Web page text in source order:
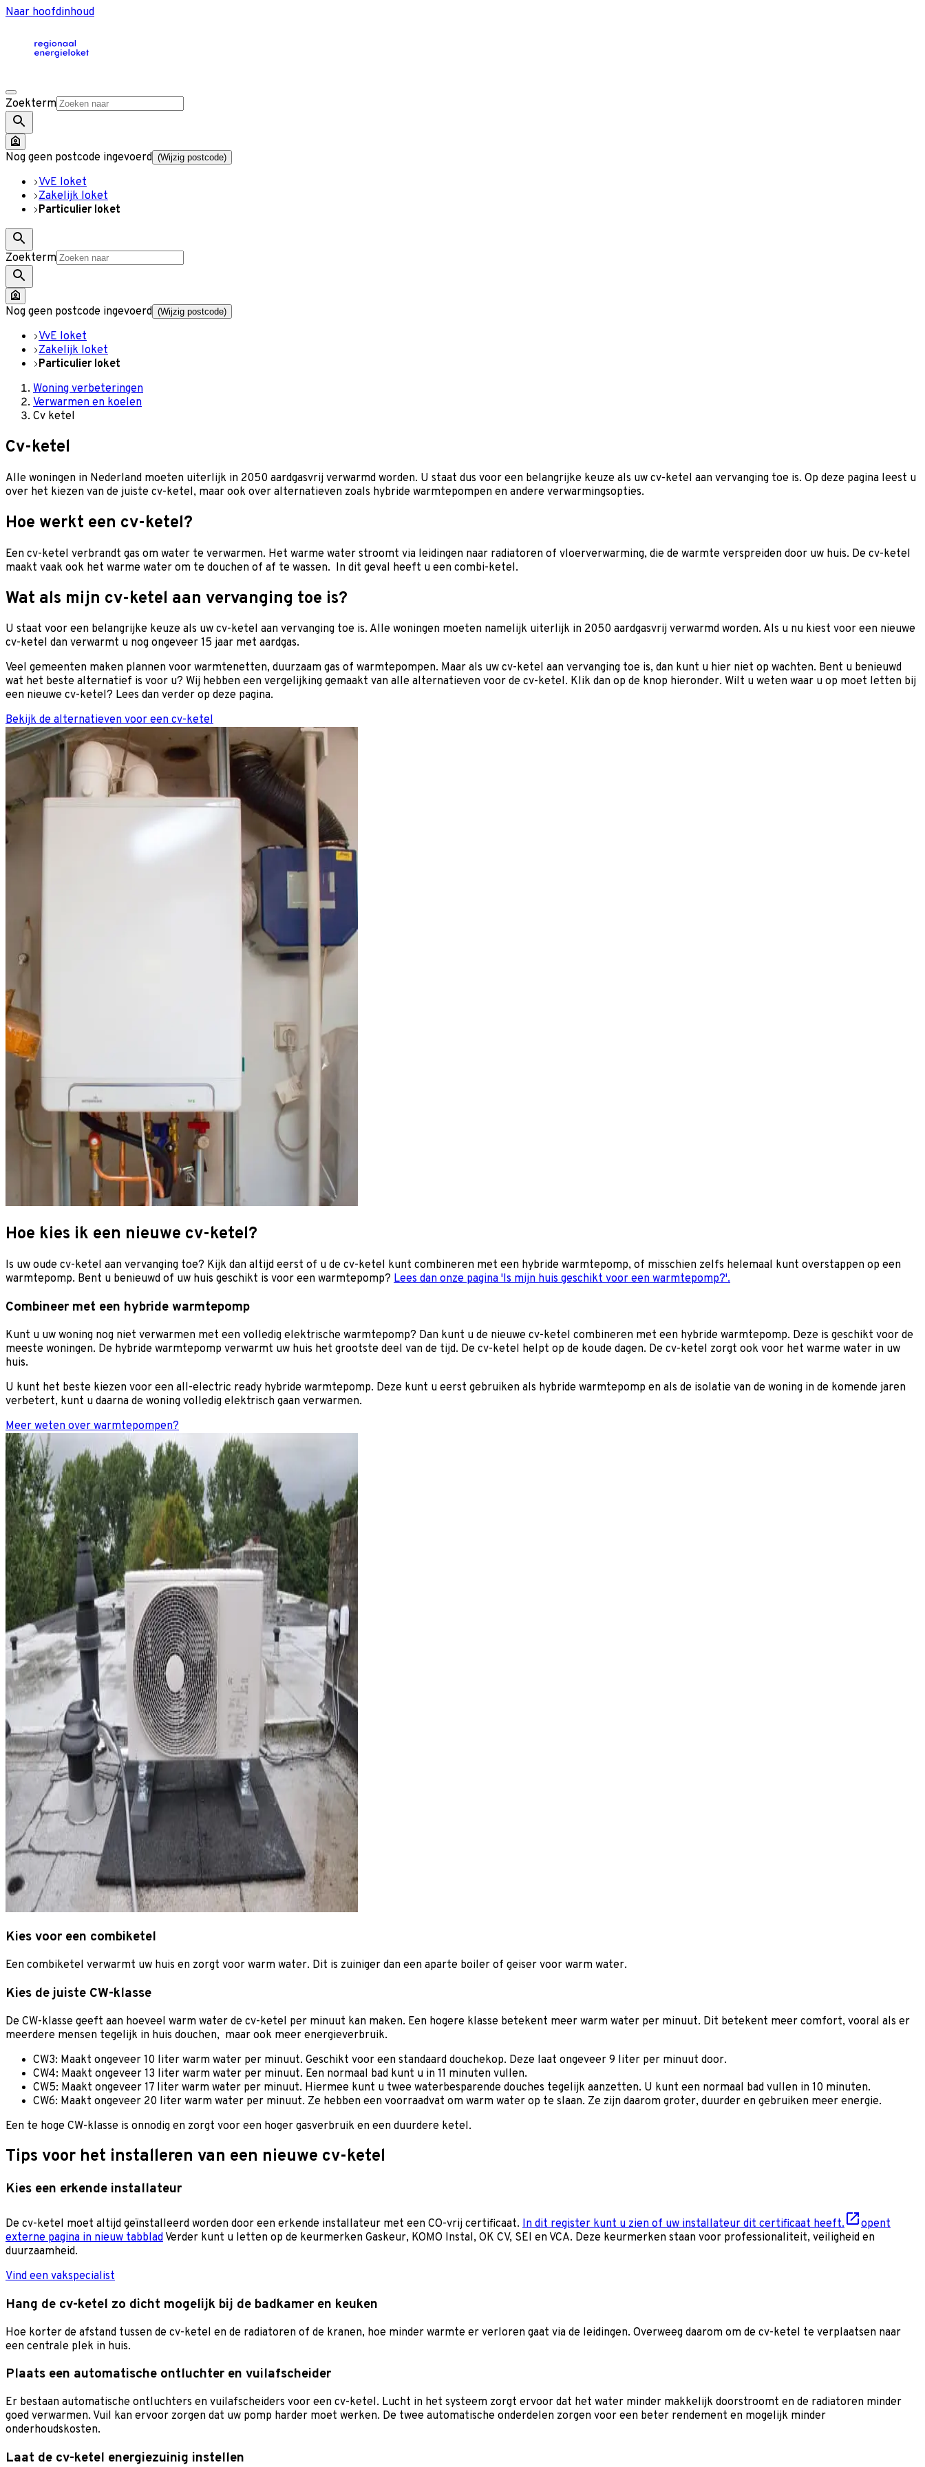
Naar hoofdinhoud
Zoekterm
Nog geen postcode ingevoerd (Wijzig postcode)
VvE loket
Zakelijk loket
Particulier loket
Zoekterm
Nog geen postcode ingevoerd (Wijzig postcode)
VvE loket
Zakelijk loket
Particulier loket
Woning verbeteringen
Verwarmen en koelen
Cv ketel
Cv-ketel
Alle woningen in Nederland moeten uiterlijk in 2050 aardgasvrij verwarmd worden. U staat dus voor een belangrijke keuze als uw cv-ketel aan vervanging toe is. Op deze pagina leest u
over het kiezen van de juiste cv-ketel, maar ook over alternatieven zoals hybride warmtepompen en andere verwarmingsopties.
Hoe werkt een cv-ketel?
Een cv-ketel verbrandt gas om water te verwarmen. Het warme water stroomt via leidingen naar radiatoren of vloerverwarming, die de warmte verspreiden door uw huis. De cv-ketel
maakt vaak ook het warme water om te douchen of af te wassen. In dit geval heeft u een combi-ketel.
Wat als mijn cv-ketel aan vervanging toe is?
U staat voor een belangrijke keuze als uw cv-ketel aan vervanging toe is. Alle woningen moeten namelijk uiterlijk in 2050 aardgasvrij verwarmd worden. Als u nu kiest voor een nieuwe
cv-ketel dan verwarmt u nog ongeveer 15 jaar met aardgas.
Veel gemeenten maken plannen voor warmtenetten, duurzaam gas of warmtepompen. Maar als uw cv-ketel aan vervanging toe is, dan kunt u hier niet op wachten. Bent u benieuwd
wat het beste alternatief is voor u? Wij hebben een vergelijking gemaakt van alle alternatieven voor de cv-ketel. Klik dan op de knop hieronder. Wilt u weten waar u op moet letten bij
een nieuwe cv-ketel? Lees dan verder op deze pagina.
Bekijk de alternatieven voor een cv-ketel
Hoe kies ik een nieuwe cv-ketel?
Is uw oude cv-ketel aan vervanging toe? Kijk dan altijd eerst of u de cv-ketel kunt combineren met een hybride warmtepomp, of misschien zelfs helemaal kunt overstappen op een
warmtepomp. Bent u benieuwd of uw huis geschikt is voor een warmtepomp? Lees dan onze pagina 'Is mijn huis geschikt voor een warmtepomp?'.
Combineer met een hybride warmtepomp
Kunt u uw woning nog niet verwarmen met een volledig elektrische warmtepomp? Dan kunt u de nieuwe cv-ketel combineren met een hybride warmtepomp. Deze is geschikt voor de
meeste woningen. De hybride warmtepomp verwarmt uw huis het grootste deel van de tijd. De cv-ketel helpt op de koude dagen. De cv-ketel zorgt ook voor het warme water in uw
huis.
U kunt het beste kiezen voor een all-electric ready hybride warmtepomp. Deze kunt u eerst gebruiken als hybride warmtepomp en als de isolatie van de woning in de komende jaren
verbetert, kunt u daarna de woning volledig elektrisch gaan verwarmen.
Meer weten over warmtepompen?
Kies voor een combiketel
Een combiketel verwarmt uw huis en zorgt voor warm water. Dit is zuiniger dan een aparte boiler of geiser voor warm water.
Kies de juiste CW-klasse
De CW-klasse geeft aan hoeveel warm water de cv-ketel per minuut kan maken. Een hogere klasse betekent meer warm water per minuut. Dit betekent meer comfort, vooral als er
meerdere mensen tegelijk in huis douchen, maar ook meer energieverbruik.
CW3: Maakt ongeveer 10 liter warm water per minuut. Geschikt voor een standaard douchekop. Deze laat ongeveer 9 liter per minuut door.
CW4: Maakt ongeveer 13 liter warm water per minuut. Een normaal bad kunt u in 11 minuten vullen.
CW5: Maakt ongeveer 17 liter warm water per minuut. Hiermee kunt u twee waterbesparende douches tegelijk aanzetten. U kunt een normaal bad vullen in 10 minuten.
CW6: Maakt ongeveer 20 liter warm water per minuut. Ze hebben een voorraadvat om warm water op te slaan. Ze zijn daarom groter, duurder en gebruiken meer energie.
Een te hoge CW-klasse is onnodig en zorgt voor een hoger gasverbruik en een duurdere ketel.
Tips voor het installeren van een nieuwe cv-ketel
Kies een erkende installateur
De cv-ketel moet altijd geïnstalleerd worden door een erkende installateur met een CO-vrij certificaat. In dit register kunt u zien of uw installateur dit certificaat heeft.
opent
externe pagina in nieuw tabblad Verder kunt u letten op de keurmerken Gaskeur, KOMO Instal, OK CV, SEI en VCA. Deze keurmerken staan voor professionaliteit, veiligheid en
duurzaamheid.
Vind een vakspecialist
Hang de cv-ketel zo dicht mogelijk bij de badkamer en keuken
Hoe korter de afstand tussen de cv-ketel en de radiatoren of de kranen, hoe minder warmte er verloren gaat via de leidingen. Overweeg daarom om de cv-ketel te verplaatsen naar
een centrale plek in huis.
Plaats een automatische ontluchter en vuilafscheider
Er bestaan automatische ontluchters en vuilafscheiders voor een cv-ketel. Lucht in het systeem zorgt ervoor dat het water minder makkelijk doorstroomt en de radiatoren minder
goed verwarmen. Vuil kan ervoor zorgen dat uw pomp harder moet werken. De twee automatische onderdelen zorgen voor een beter rendement en mogelijk minder
onderhoudskosten.
Laat de cv-ketel energiezuinig instellen